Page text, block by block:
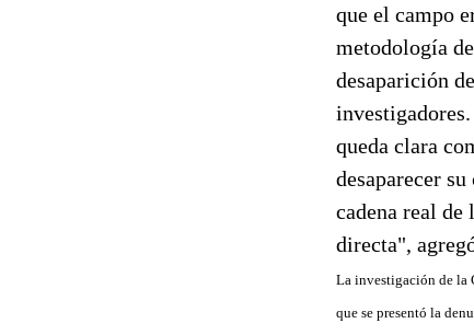
que el campo
metodología
desaparición
queda clara
desaparecer
cadena real
directa",
La investigación de la
que se presentó la